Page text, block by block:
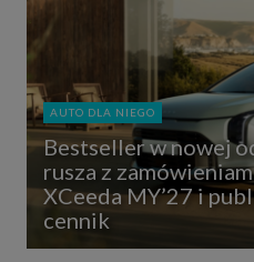
AUTO DLA NIEGO
Bestseller w nowej
rusza z
XCeeda MY’27 i
cennik